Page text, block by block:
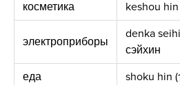
косметика
keshou
электроприборы
denka
сэйхин
еда
shoku hin